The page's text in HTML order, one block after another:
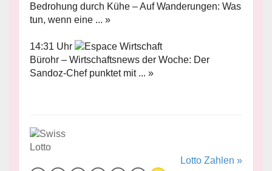
Bedrohung durch Kühe – Auf Wanderungen: Was
tun, wenn eine ... »
14:31 Uhr
Bürohr – Wirtschaftsnews der Woche: Der
Sandoz-Chef punktet mit ... »
Lotto Zahlen »